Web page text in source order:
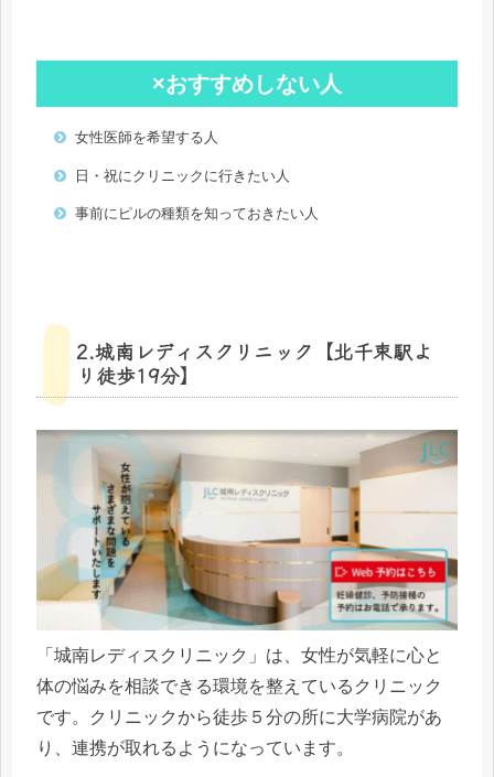
×おすすめしない人
女性医師を希望する人
日・祝にクリニックに行きたい人
事前にピルの種類を知っておきたい人
2.城南レディスクリニック【北千束駅よ
り徒歩19分】
「城南レディスクリニック」は、女性が気軽に心と
体の悩みを相談できる環境を整えているクリニック
です。クリニックから徒歩５分の所に大学病院があ
り、連携が取れるようになっています。